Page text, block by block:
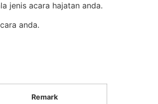
jenis acara hajatan anda.
anda.
Remark